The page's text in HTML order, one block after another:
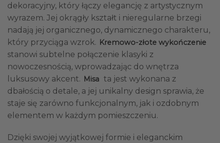
dekoracyjny, który łączy elegancję z artystycznym
wyrazem. Jej okrągły kształt i nieregularne brzegi
nadają jej organicznego, dynamicznego charakteru,
który przyciąga wzrok. Kremowo-złote wykończenie
stanowi subtelne połączenie klasyki z
nowoczesnością, wprowadzając do wnętrza
luksusowy akcent. Misa ta jest wykonana z
dbałością o detale, a jej unikalny design sprawia, że
staje się zarówno funkcjonalnym, jak i ozdobnym
elementem w każdym pomieszczeniu.
Dzięki swojej wyjątkowej formie i eleganckim